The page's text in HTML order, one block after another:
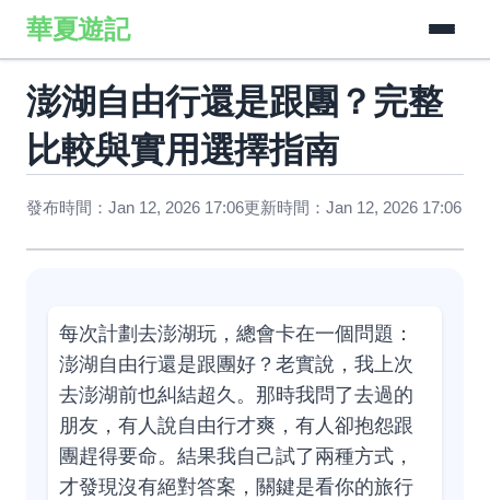
華夏遊記
澎湖自由行還是跟團？完整
比較與實用選擇指南
發布時間：Jan 12, 2026 17:06更新時間：Jan 12, 2026 17:06
每次計劃去澎湖玩，總會卡在一個問題：
澎湖自由行還是跟團好？老實說，我上次
去澎湖前也糾結超久。那時我問了去過的
朋友，有人說自由行才爽，有人卻抱怨跟
團趕得要命。結果我自己試了兩種方式，
才發現沒有絕對答案，關鍵是看你的旅行